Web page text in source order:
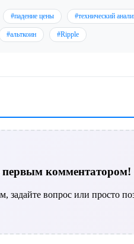
#падение цены #технический
#альткоин #Ripple
первым комментатором!
задайте вопрос или просто